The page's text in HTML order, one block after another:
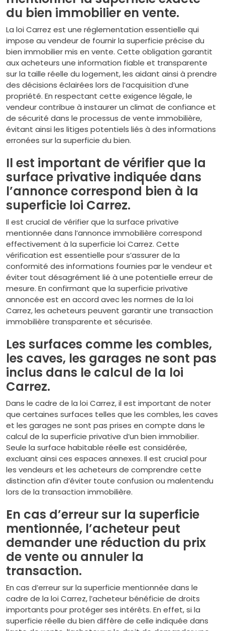
du bien immobilier en vente.
La loi Carrez est une réglementation essentielle qui
impose au vendeur de fournir la superficie précise du
bien immobilier mis en vente. Cette obligation garantit
aux acheteurs une information fiable et transparente
sur la taille réelle du logement, les aidant ainsi à prendre
des décisions éclairées lors de l’acquisition d’une
propriété. En respectant cette exigence légale, le
vendeur contribue à instaurer un climat de confiance et
de sécurité dans le processus de vente immobilière,
évitant ainsi les litiges potentiels liés à des informations
erronées sur la superficie du bien.
Il est important de vérifier que la
surface privative indiquée dans
l’annonce correspond bien à la
superficie loi Carrez.
Il est crucial de vérifier que la surface privative
mentionnée dans l’annonce immobilière correspond
effectivement à la superficie loi Carrez. Cette
vérification est essentielle pour s’assurer de la
conformité des informations fournies par le vendeur et
éviter tout désagrément lié à une potentielle erreur de
mesure. En confirmant que la superficie privative
annoncée est en accord avec les normes de la loi
Carrez, les acheteurs peuvent garantir une transaction
immobilière transparente et sécurisée.
Les surfaces comme les combles,
les caves, les garages ne sont pas
inclus dans le calcul de la loi
Carrez.
Dans le cadre de la loi Carrez, il est important de noter
que certaines surfaces telles que les combles, les caves
et les garages ne sont pas prises en compte dans le
calcul de la superficie privative d’un bien immobilier.
Seule la surface habitable réelle est considérée,
excluant ainsi ces espaces annexes. Il est crucial pour
les vendeurs et les acheteurs de comprendre cette
distinction afin d’éviter toute confusion ou malentendu
lors de la transaction immobilière.
En cas d’erreur sur la superficie
mentionnée, l’acheteur peut
demander une réduction du prix
de vente ou annuler la
transaction.
En cas d’erreur sur la superficie mentionnée dans le
cadre de la loi Carrez, l’acheteur bénéficie de droits
importants pour protéger ses intérêts. En effet, si la
superficie réelle du bien diffère de celle indiquée dans